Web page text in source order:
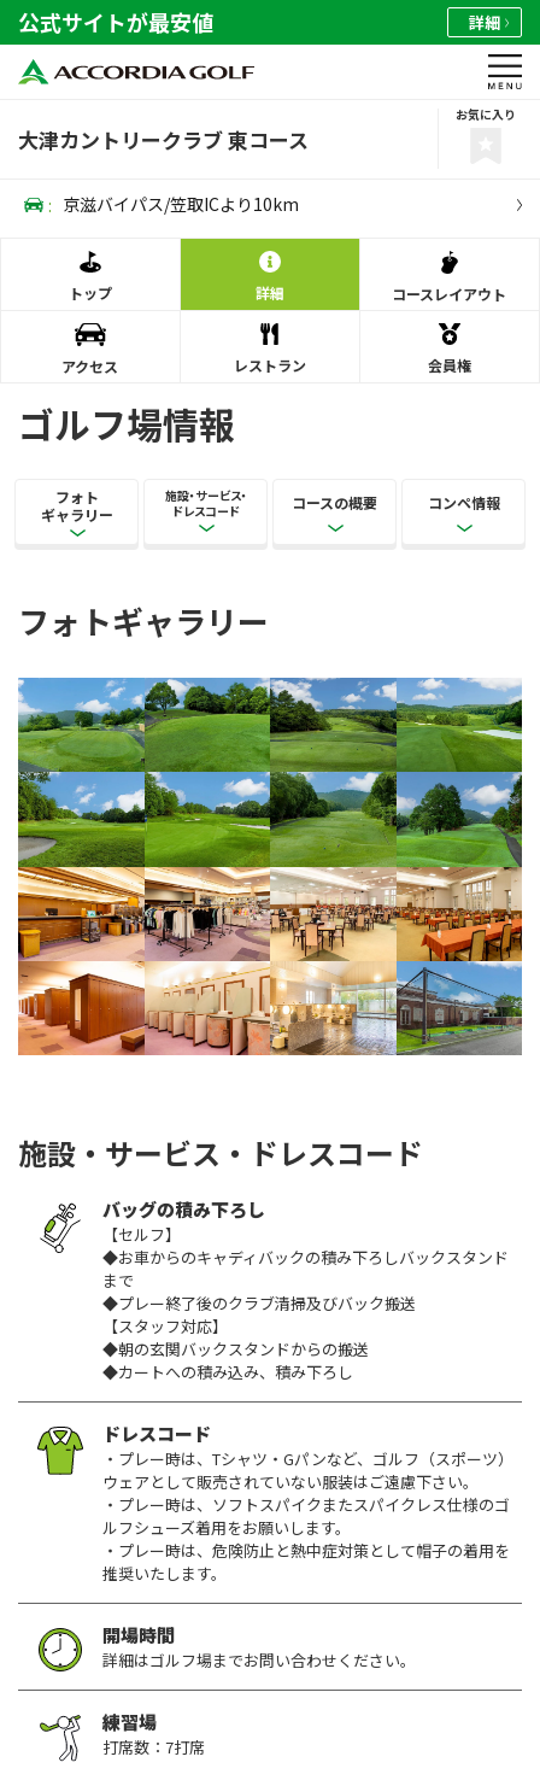
公式サイトが最安値 詳細
大津カントリークラブ 東コース
お気に入り
: 京滋バイパス/笠取ICより10km
トップ 詳細 コースレイアウト
アクセス レストラン 会員権
ゴルフ場情報
フォト
ギャラリー
施設・サービス・
ドレスコード
コースの概要 コンペ情報
フォトギャラリー
施設・サービス・ドレスコード
バッグの積み下ろし
【セルフ】
◆お車からのキャディバックの積み下ろしバックスタンド
まで
◆プレー終了後のクラブ清掃及びバック搬送
【スタッフ対応】
◆朝の玄関バックスタンドからの搬送
◆カートへの積み込み、積み下ろし
ドレスコード
・プレー時は、Tシャツ・Gパンなど、ゴルフ（スポーツ）
ウェアとして販売されていない服装はご遠慮下さい。
・プレー時は、ソフトスパイクまたスパイクレス仕様のゴ
ルフシューズ着用をお願いします。
・プレー時は、危険防止と熱中症対策として帽子の着用を
推奨いたします。
開場時間
詳細はゴルフ場までお問い合わせください。
練習場
打席数：7打席